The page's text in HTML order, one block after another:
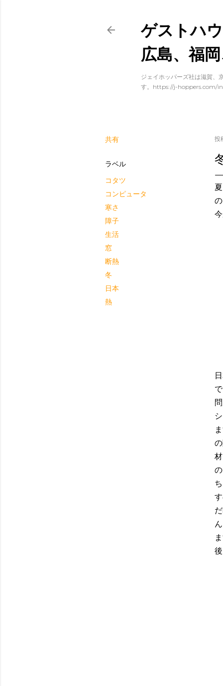
ゲストハ
広島、福
ジェイホッパーズ社は滋賀、
す。https://j-hoppers.com/
共有
ラベル
コタツ
コンピュータ
寒さ
障子
生活
窓
断熱
冬
日本
熱
投